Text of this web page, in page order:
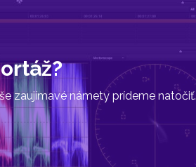
zaujímavé námety prídeme natočiť.